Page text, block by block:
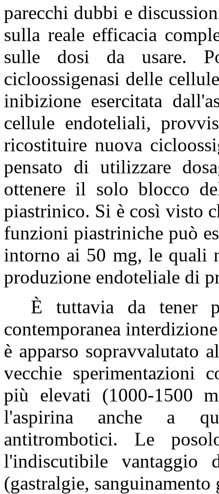
parecchi dubbi e
sulla reale efficacia
sulle dosi da usare.
cicloossigenasi delle
inibizione esercitata
cellule endoteliali,
ricostituire nuova
pensato di utilizzare
ottenere il solo blocco
piastrinico. Si è così visto
funzioni piastriniche può
intorno ai 50 mg, le quali
produzione endoteliale di
È tuttavia da tener
contemporanea
è apparso sopravvalutato
vecchie sperimentazioni
più elevati (1000-1500
l'aspirina anche a
antitrombotici. Le
l'indiscutibile
(gastralgie,